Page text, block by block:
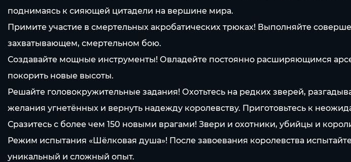
поднимаясь к сияющей цитадели на вершине мира.
Примите участие в смертельных акробатических трюках! Выполняйте
захватывающем, смертельном бою.
Создавайте мощные инструменты! Овладейте постоянно расширяющимся
покорить новые высоты.
Решайте головокружительные задания! Охотьтесь на редких зверей,
желания угнетённых и вернуть надежду королевству. Приготовьтесь к
Сразитесь с более чем 150 новыми врагами! Звери и охотники, убийцы и
Режим испытания «Шёлковая душа»! После завоевания королевства
уникальный и сложный опыт.